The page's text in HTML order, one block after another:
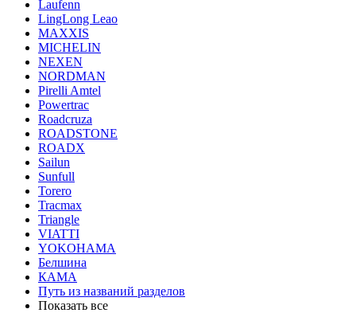
Laufenn
LingLong Leao
MAXXIS
MICHELIN
NEXEN
NORDMAN
Pirelli Amtel
Powertrac
Roadcruza
ROADSTONE
ROADX
Sailun
Sunfull
Torero
Tracmax
Triangle
VIATTI
YOKOHAMA
Белшина
КАМА
Путь из названий разделов
Показать все